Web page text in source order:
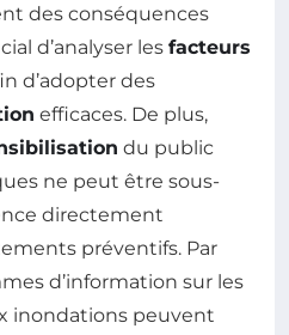
des conséquences
d’analyser les facteurs
d’adopter des
efficaces. De plus,
du public
ne peut être sous-
directement
préventifs. Par
d’information sur les
inondations peuvent